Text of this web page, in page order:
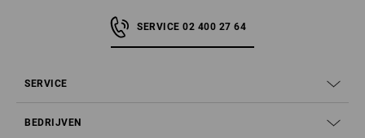
SERVICE 02 400 27 64
SERVICE
BEDRIJVEN